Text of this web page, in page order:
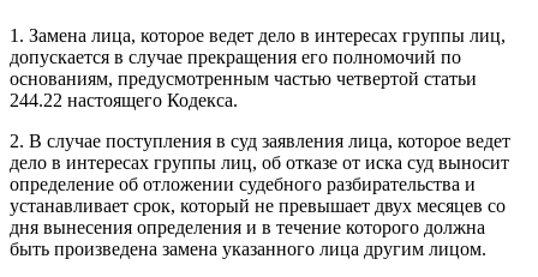
1. Замена лица, которое ведет дело в интересах группы лиц,
допускается в случае прекращения его полномочий по
основаниям, предусмотренным частью четвертой статьи
244.22 настоящего Кодекса.
2. В случае поступления в суд заявления лица, которое ведет
дело в интересах группы лиц, об отказе от иска суд выносит
определение об отложении судебного разбирательства и
устанавливает срок, который не превышает двух месяцев со
дня вынесения определения и в течение которого должна
быть произведена замена указанного лица другим лицом.